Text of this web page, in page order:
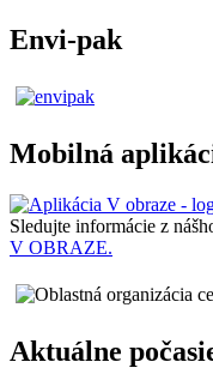
Envi-pak
Mobilná
Sledujte informácie z
V OBRAZE.
Aktuálne